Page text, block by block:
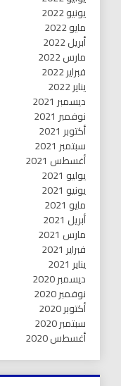
يونيو 2022
مايو 2022
أبريل 2022
مارس 2022
فبراير 2022
يناير 2022
ديسمبر 2021
نوفمبر 2021
أكتوبر 2021
سبتمبر 2021
أغسطس 2021
يوليو 2021
يونيو 2021
مايو 2021
أبريل 2021
مارس 2021
فبراير 2021
يناير 2021
ديسمبر 2020
نوفمبر 2020
أكتوبر 2020
سبتمبر 2020
أغسطس 2020